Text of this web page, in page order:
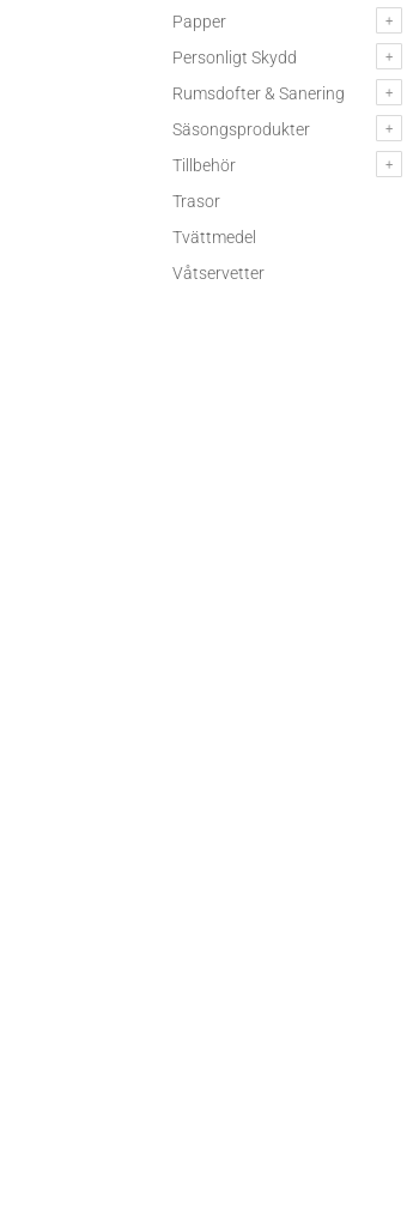
Papper
Personligt Skydd
Rumsdofter & Sanering
Säsongsprodukter
Tillbehör
Trasor
Tvättmedel
Våtservetter